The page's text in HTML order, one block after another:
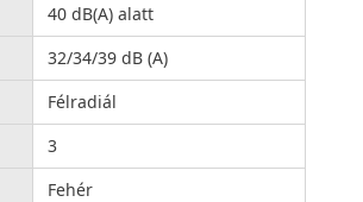
40 dB(A) alatt
32/34/39 dB (A)
Félradiál
3
Fehér